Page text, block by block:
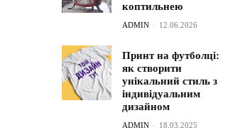
коптильнею
ADMIN - 12.06.2026
Принт на футболці:
як створити
унікальний стиль з
індивідуальним
дизайном
ADMIN - 18.03.2025